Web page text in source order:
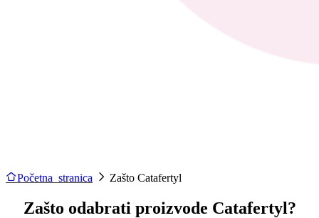
Početna stranica Zašto Catafertyl
Zašto odabrati proizvode Catafertyl?